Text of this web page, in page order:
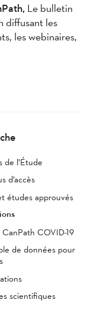
Le bulletin
diffusant les
les webinaires,
de l’Étude
d’accès
études approuvés
COVID-19
de données pour
scientifiques